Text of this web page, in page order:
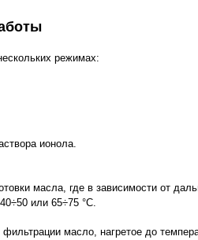
режимах:
ионола.
масла, где в зависимости от
или 65÷75 °С.
масло, нагретое до